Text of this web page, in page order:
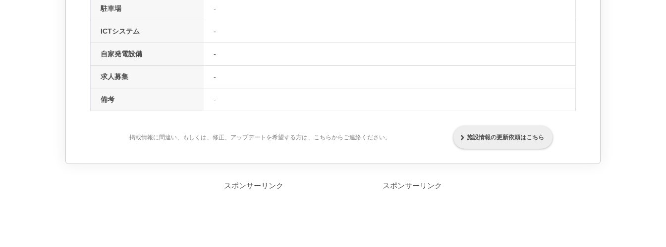
駐車場 -
ICTシステム -
自家発電設備 -
求人募集 -
備考 -
掲載情報に間違い、もしくは、修正、アップデートを希望する方は、こちらからご連絡ください。 施設情報の更新依頼はこちら
スポンサーリンク スポンサーリンク